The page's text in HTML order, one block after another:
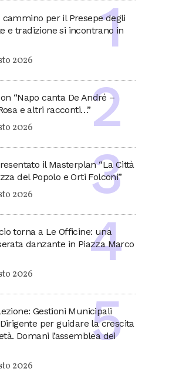
cammino per il Presepe degli
e tradizione si incontrano in
2026
“Napo canta De André –
e altri racconti…”
2026
il Masterplan “La Città
del Popolo e Orti Folconi”
2026
torna a Le Officine: una
danzante in Piazza Marco
2026
Gestioni Municipali
per guidare la crescita
Domani l’assemblea dei
2026